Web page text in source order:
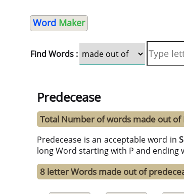
Word Maker
Find Words :
Predecease
Total Number of words made out of
Predecease is an acceptable word in
long Word starting with P and ending
8 letter Words made out of